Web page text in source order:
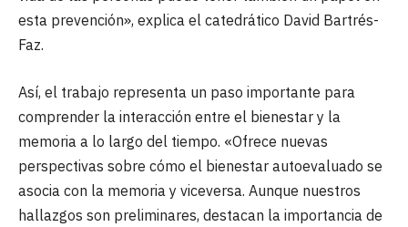
esta prevención», explica el catedrático David Bartrés-
Faz.
Así, el trabajo representa un paso importante para
comprender la interacción entre el bienestar y la
memoria a lo largo del tiempo. «Ofrece nuevas
perspectivas sobre cómo el bienestar autoevaluado se
asocia con la memoria y viceversa. Aunque nuestros
hallazgos son preliminares, destacan la importancia de